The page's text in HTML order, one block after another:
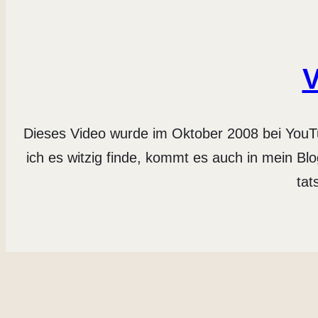
Dieses Video wurde im Oktober 2008 bei
ich es witzig finde, kommt es auch in mein